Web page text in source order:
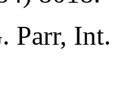
Parr,